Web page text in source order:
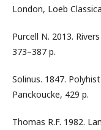
London, Loeb
Purcell N. 2013.
373–387 p.
Solinus. 1847.
Panckoucke, 429 p.
Thomas R.F. 1982.